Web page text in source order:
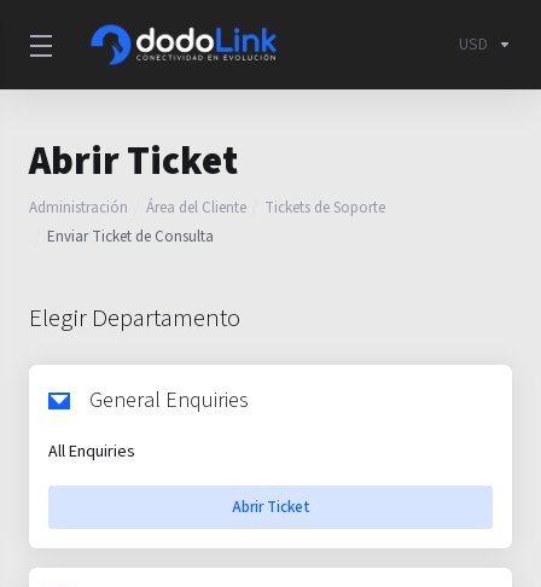
USD
Abrir Ticket
Administración Área del Cliente
Tickets de Soporte
Enviar Ticket de Consulta
Elegir Departamento
General Enquiries
All Enquiries
Abrir Ticket